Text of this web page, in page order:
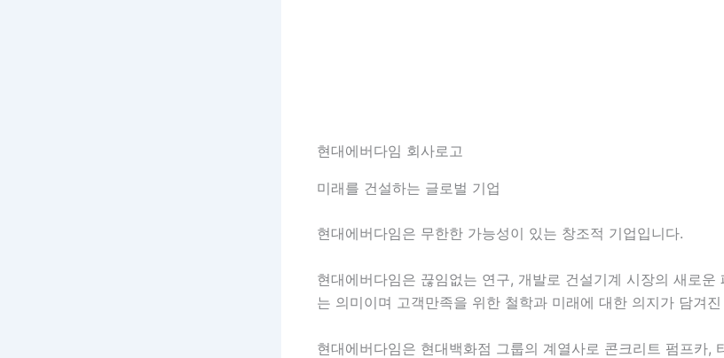
현대에버다임 회사로고
미래를 건설하는 글로벌 기업
현대에버다임은 무한한 가능성이 있는 창조적 기업입니다.
현대에버다임은 끊임없는 연구, 개발로 건설기계 시장의 새로운
는 의미이며 고객만족을 위한 철학과 미래에 대한 의지가 담겨
현대에버다임은 현대백화점 그룹의 계열사로 콘크리트 펌프카,